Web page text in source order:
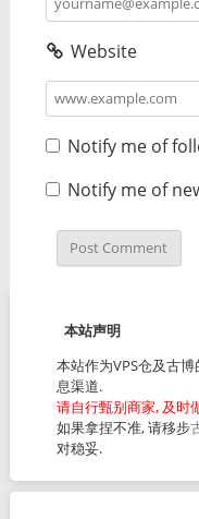
Website
Notify me of
Notify me of
本站声明
本站作为VPS仓及古
息渠道.
请自行甄别商家, 及时
如果拿捏不准, 请移步
对稳妥.